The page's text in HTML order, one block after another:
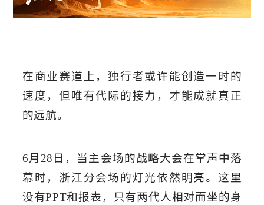
在商业赛道上，独行者或许能创造一时的
速度，但唯有代际的接力，才能成就真正
的远航。
6月 28 日，当主会场的战略大会在掌声中落
幕时，浙江分会场的灯光依然明亮。这里
没有PPT和报表，只有两代人相对而坐的身